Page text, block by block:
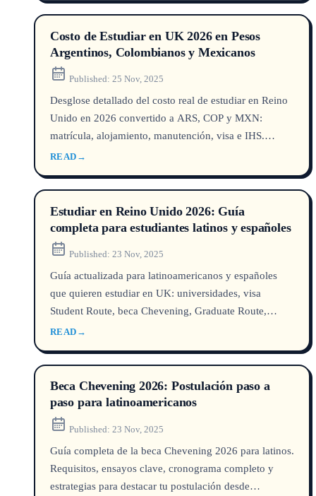
Costo de Estudiar en UK 2026 en Pesos
Argentinos, Colombianos y Mexicanos
Published: 25 Nov, 2025
Desglose detallado del costo real de estudiar en Reino
Unido en 2026 convertido a ARS, COP y MXN:
matrícula, alojamiento, manutención, visa e IHS.
Incluye estrategia de presupuesto y financiamiento.
READ →
Estudiar en Reino Unido 2026: Guía
completa para estudiantes latinos y españoles
Published: 23 Nov, 2025
Guía actualizada para latinoamericanos y españoles
que quieren estudiar en UK: universidades, visa
Student Route, beca Chevening, Graduate Route,
costos en USD y GBP, y cómo aplicar con UNILINK.
READ →
Beca Chevening 2026: Postulación paso a
paso para latinoamericanos
Published: 23 Nov, 2025
Guía completa de la beca Chevening 2026 para latinos.
Requisitos, ensayos clave, cronograma completo y
estrategias para destacar tu postulación desde